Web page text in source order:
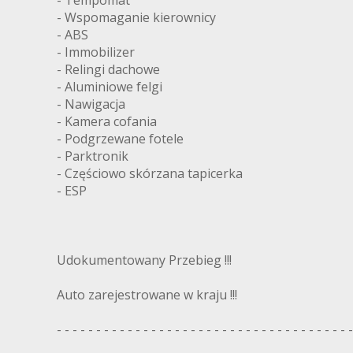
- Wspomaganie kierownicy
- ABS
- Immobilizer
- Relingi dachowe
- Aluminiowe felgi
- Nawigacja
- Kamera cofania
- Podgrzewane fotele
- Parktronik
- Częściowo skórzana tapicerka
- ESP
Udokumentowany Przebieg !!!
Auto zarejestrowane w kraju !!!
- - - - - - - - - - - - - - - - - - - - - - - - - - - - - - - - - - - - -